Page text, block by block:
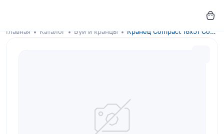
Главная Каталог Буи и кранцы Кранец Compact 18x51 Concrete Gray